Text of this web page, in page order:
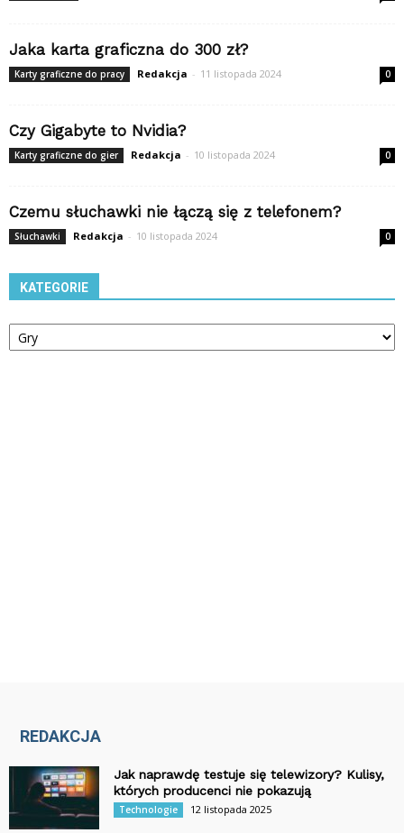
Jaka karta graficzna do 300 zł?
Karty graficzne do pracy Redakcja - 11 listopada 2024 0
Czy Gigabyte to Nvidia?
Karty graficzne do gier Redakcja - 10 listopada 2024 0
Czemu słuchawki nie łączą się z telefonem?
Słuchawki Redakcja - 10 listopada 2024 0
KATEGORIE
Kategorie
REDAKCJA
Jak naprawdę testuje się telewizory? Kulisy,
których producenci nie pokazują
Technologie 12 listopada 2025